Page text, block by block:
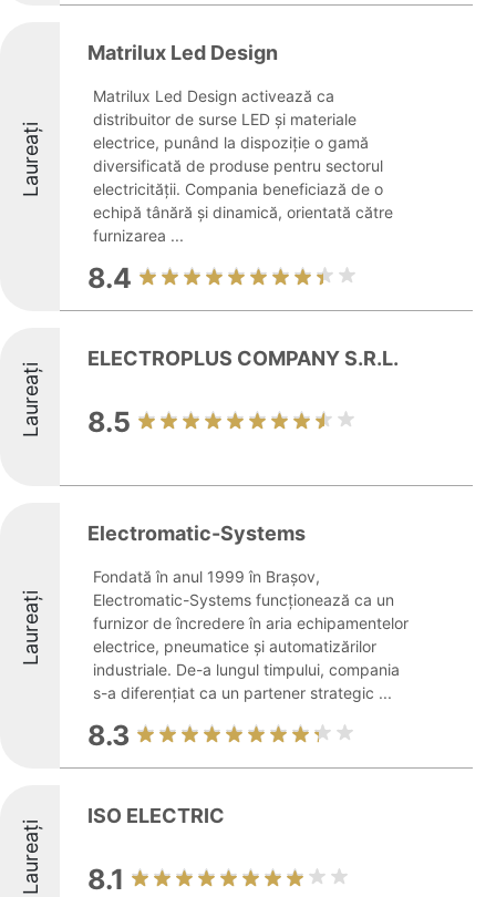
Laureați
Matrilux Led Design
Matrilux Led Design activează ca
distribuitor de surse LED și materiale
electrice, punând la dispoziție o gamă
diversificată de produse pentru sectorul
electricității. Compania beneficiază de o
echipă tânără și dinamică, orientată către
furnizarea ...
8.4
Laureați
ELECTROPLUS COMPANY S.R.L.
8.5
Laureați
Electromatic-Systems
Fondată în anul 1999 în Brașov,
Electromatic-Systems funcționează ca un
furnizor de încredere în aria echipamentelor
electrice, pneumatice și automatizărilor
industriale. De-a lungul timpului, compania
s-a diferențiat ca un partener strategic ...
8.3
Laureați
ISO ELECTRIC
8.1